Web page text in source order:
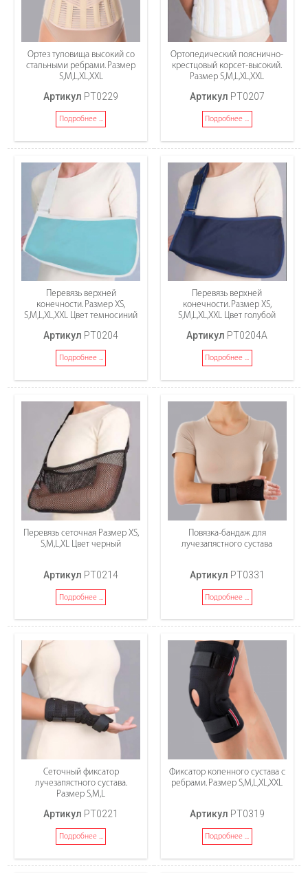
Ортез туловища высокий со
стальными ребрами. Размер
S,M,L,XL,XXL
Артикул PT0229
Подробнее ...
Ортопедический пояснично-
крестцовый корсет-высокий.
Размер S,M,L,XL,XXL
Артикул PT0207
Подробнее ...
Перевязь верхней
конечности. Размер XS,
S,M,L,XL,XXL Цвет темносиний
Артикул PT0204
Подробнее ...
Перевязь верхней
конечности. Размер XS,
S,M,L,XL,XXL Цвет голубой
Артикул PT0204A
Подробнее ...
Перевязь сеточная Размер XS,
S,M,L,XL Цвет черный
Артикул PT0214
Подробнее ...
Повязка-бандаж для
лучезапястного сустава
Артикул PT0331
Подробнее ...
Сеточный фиксатор
лучезапястного сустава.
Размер S,M,L
Артикул PT0221
Подробнее ...
Фиксатор коленного сустава c
ребрами. Размер S,M,L,XL,XXL
Артикул PT0319
Подробнее ...